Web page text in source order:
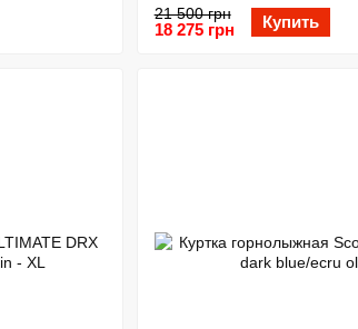
21 500 грн
18 275 грн Купить